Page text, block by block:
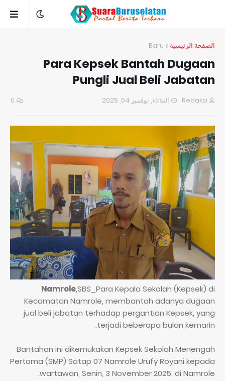
الصفحة الرئيسية Baru
Para Kepsek Bantah Dugaan
Pungli Jual Beli Jabatan
Redaksi الثلاثاء, نوفمبر 04, 2025 0
Namrole,SBS_Para Kepala Sekolah (Kepsek) di
Kecamatan Namrole, membantah adanya dugaan
jual beli jabatan terhadap pergantian Kepsek, yang
terjadi beberapa bulan kemarin.
Bantahan ini dikemukakan Kepsek Sekolah Menengah
Pertama (SMP) Satap 07 Namrole Urufy Royani kepada
wartawan, Senin, 3 November 2025, di Namrole.